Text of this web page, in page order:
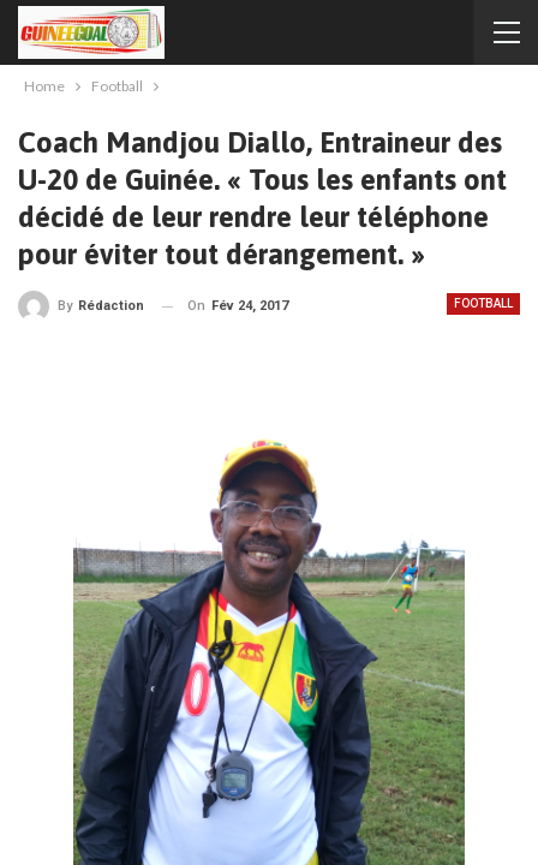
Home Football
Coach Mandjou Diallo, Entraineur des
U-20 de Guinée. « Tous les enfants ont
décidé de leur rendre leur téléphone
pour éviter tout dérangement. »
FOOTBALL
By Rédaction On Fév 24, 2017